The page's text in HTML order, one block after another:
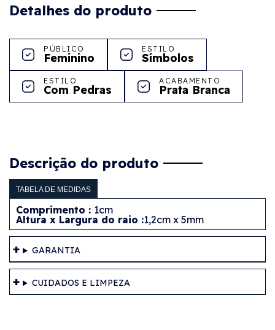
Detalhes do produto
PÚBLICO
Feminino
ESTILO
Símbolos
ESTILO
Com Pedras
ACABAMENTO
Prata Branca
Descrição do produto
TABELA DE MEDIDAS
Comprimento : 1cm
Altura x Largura do raio :1,2cm x 5mm
GARANTIA
CUIDADOS E LIMPEZA